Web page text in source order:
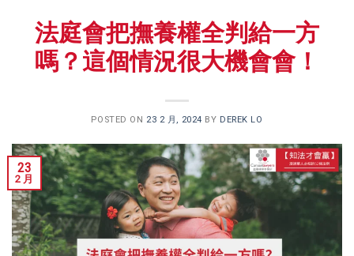
法庭會把撫養權全判給一方
嗎？這個情況很大機會會！
POSTED ON 23 2 月, 2024 BY DEREK LO
23
2 月